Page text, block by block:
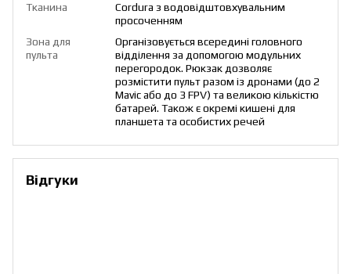
Тканина
Cordura з водовідштовхувальним
просоченням
Зона для
пульта
Організовується всередині головного
відділення за допомогою модульних
перегородок. Рюкзак дозволяє
розмістити пульт разом із дронами (до 2
Mavic або до 3 FPV) та великою кількістю
батарей. Також є окремі кишені для
планшета та особистих речей
Відгуки